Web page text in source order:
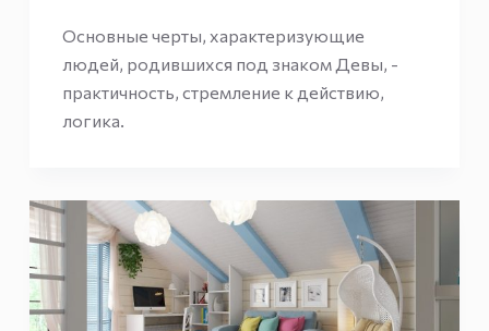
Основные черты, характеризующие
людей, родившихся под знаком Девы, -
практичность, стремление к действию,
логика.